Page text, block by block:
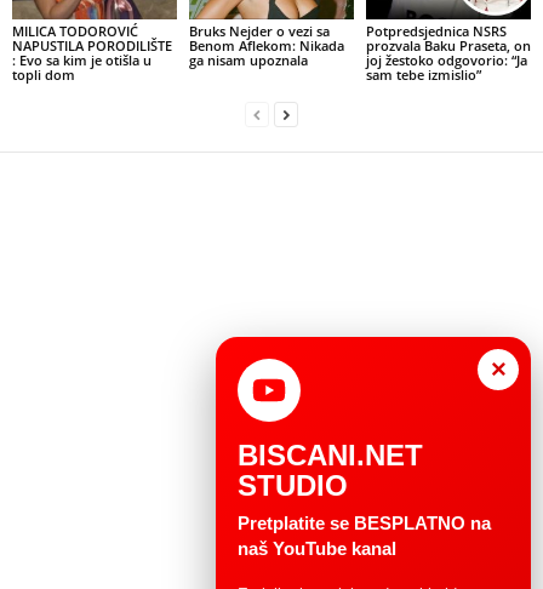
MILICA TODOROVIĆ
NAPUSTILA PORODILIŠTE
: Evo sa kim je otišla u
topli dom
Bruks Nejder o vezi sa
Benom Aflekom: Nikada
ga nisam upoznala
Potpredsjednica NSRS
prozvala Baku Praseta, on
joj žestoko odgovorio: “Ja
sam tebe izmislio”
×
BISCANI.NET
STUDIO
Pretplatite se BESPLATNO na
naš YouTube kanal